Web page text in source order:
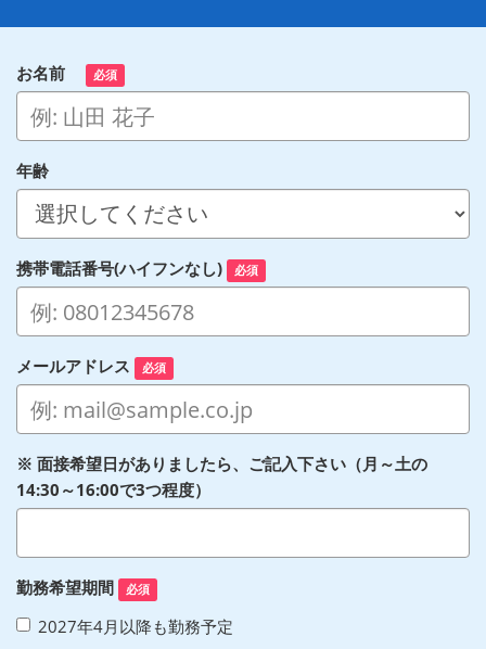
お名前 必須
年齢
携帯電話番号(ハイフンなし) 必須
メールアドレス 必須
※ 面接希望日がありましたら、ご記入下さい（月～土の
14:30～16:00で3つ程度）
勤務希望期間 必須
2027年4月以降も勤務予定